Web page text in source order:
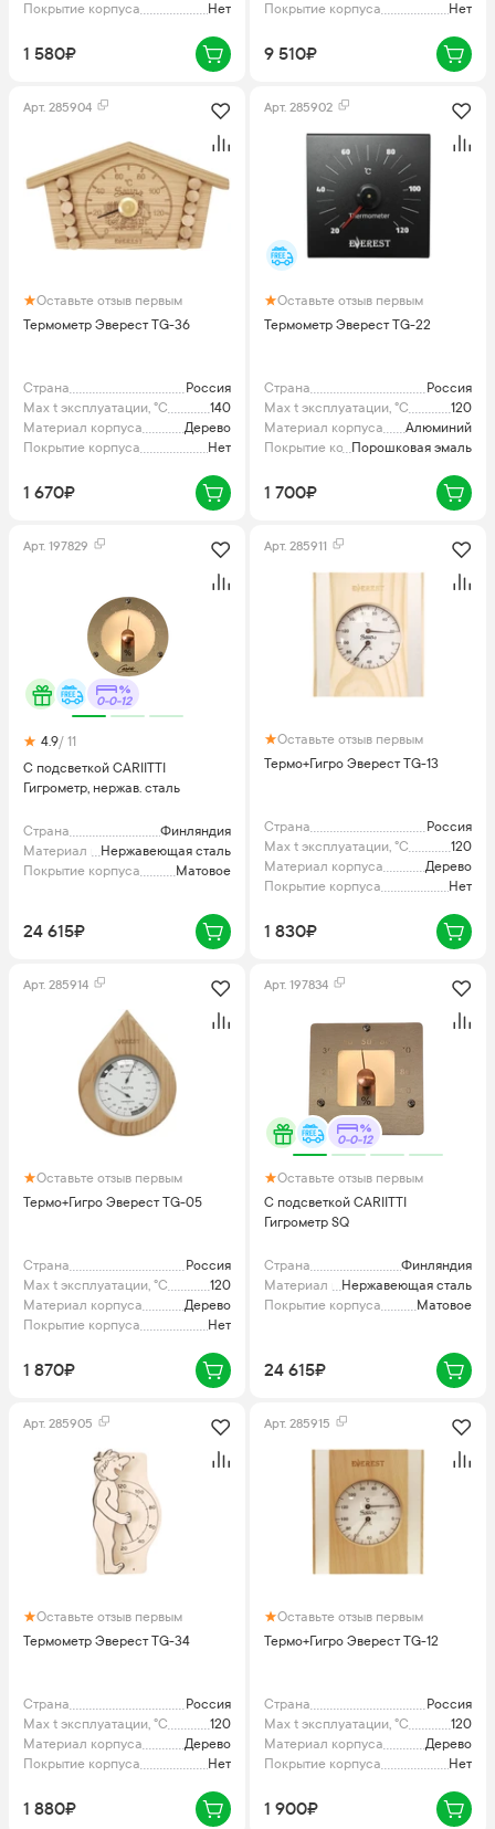
Покрытие корпуса
Нет
1 580₽
Покрытие корпуса
Нет
9 510₽
Арт. 285904
Оставьте отзыв первым
Термометр Эверест TG-36
Страна
Россия
Max t эксплуатации, °C
140
Материал корпуса
Дерево
Покрытие корпуса
Нет
1 670₽
Арт. 285902
Оставьте отзыв первым
Термометр Эверест TG-22
Страна
Россия
Max t эксплуатации, °C
120
Материал корпуса
Алюминий
Покрытие корпусаПорошковая эмаль
1 700₽
Арт. 197829
0-0-12
4.9/ 11
С подсветкой CARIITTI
Гигрометр, нержав. сталь
Страна
Финляндия
Материал корпусаНержавеющая сталь
Покрытие корпуса
Матовое
24 615₽
Арт. 285911
Оставьте отзыв первым
Термо+Гигро Эверест TG-13
Страна
Россия
Max t эксплуатации, °C
120
Материал корпуса
Дерево
Покрытие корпуса
Нет
1 830₽
Арт. 285914
Оставьте отзыв первым
Термо+Гигро Эверест TG-05
Страна
Россия
Max t эксплуатации, °C
120
Материал корпуса
Дерево
Покрытие корпуса
Нет
1 870₽
Арт. 197834
0-0-12
Оставьте отзыв первым
С подсветкой CARIITTI
Гигрометр SQ
Страна
Финляндия
Материал корпусаНержавеющая сталь
Покрытие корпуса
Матовое
24 615₽
Арт. 285905
Оставьте отзыв первым
Термометр Эверест TG-34
Страна
Россия
Max t эксплуатации, °C
120
Материал корпуса
Дерево
Покрытие корпуса
Нет
1 880₽
Арт. 285915
Оставьте отзыв первым
Термо+Гигро Эверест TG-12
Страна
Россия
Max t эксплуатации, °C
120
Материал корпуса
Дерево
Покрытие корпуса
Нет
1 900₽